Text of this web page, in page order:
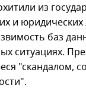
из
и
баз
ситуациях.
"скандалом,